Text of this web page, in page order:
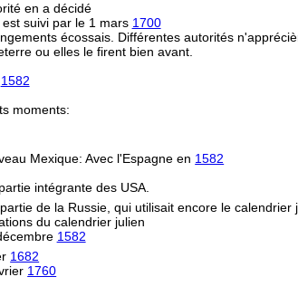
en a décidé
suivi par le 1 mars 1700
écossais. Différentes autorités
ou elles le firent bien avant.
1582
moments:
Mexique: Avec l'Espagne en 1582
intégrante des USA.
de la Russie, qui utilisait encore le
du calendrier julien
1582
1682
1760